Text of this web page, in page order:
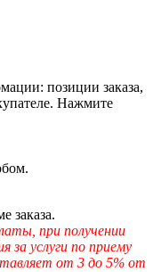
позиции заказа,
Нажмите
заказа.
при получении
за услуги по приему
от 3 до 5% от